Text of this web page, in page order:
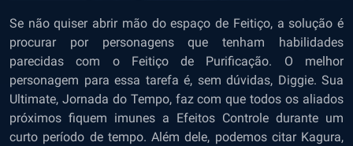
Se não quiser abrir mão do espaço de Feitiço, a solução é
procurar por personagens que tenham habilidades
parecidas com o Feitiço de Purificação. O melhor
personagem para essa tarefa é, sem dúvidas, Diggie. Sua
Ultimate, Jornada do Tempo, faz com que todos os aliados
próximos fiquem imunes a Efeitos Controle durante um
curto período de tempo. Além dele, podemos citar Kagura,